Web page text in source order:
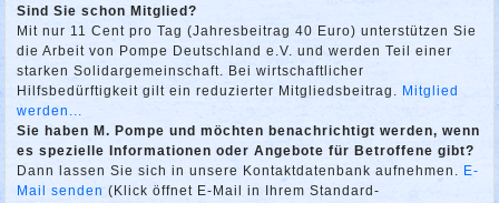
Sind Sie schon Mitglied?
Mit nur 11 Cent pro Tag (Jahresbeitrag 40 Euro) unterstützen Sie
die Arbeit von Pompe Deutschland e.V. und werden Teil einer
starken Solidargemeinschaft. Bei wirtschaftlicher
Hilfsbedürftigkeit gilt ein reduzierter Mitgliedsbeitrag. Mitglied
werden...
Sie haben M. Pompe und möchten benachrichtigt werden, wenn
es spezielle Informationen oder Angebote für Betroffene gibt?
Dann lassen Sie sich in unsere Kontaktdatenbank aufnehmen. E-
Mail senden (Klick öffnet E-Mail in Ihrem Standard-